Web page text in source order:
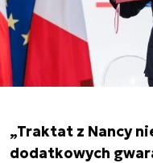
„Traktat z Nancy
dodatkowych